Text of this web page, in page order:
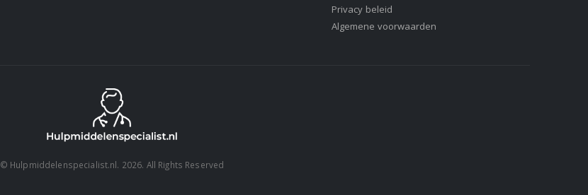
Privacy beleid
Algemene voorwaarden
© Hulpmiddelenspecialist.nl. 2026. All Rights Reserved